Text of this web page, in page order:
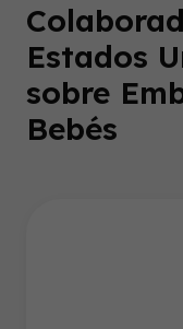
Estados
sobre
Bebés